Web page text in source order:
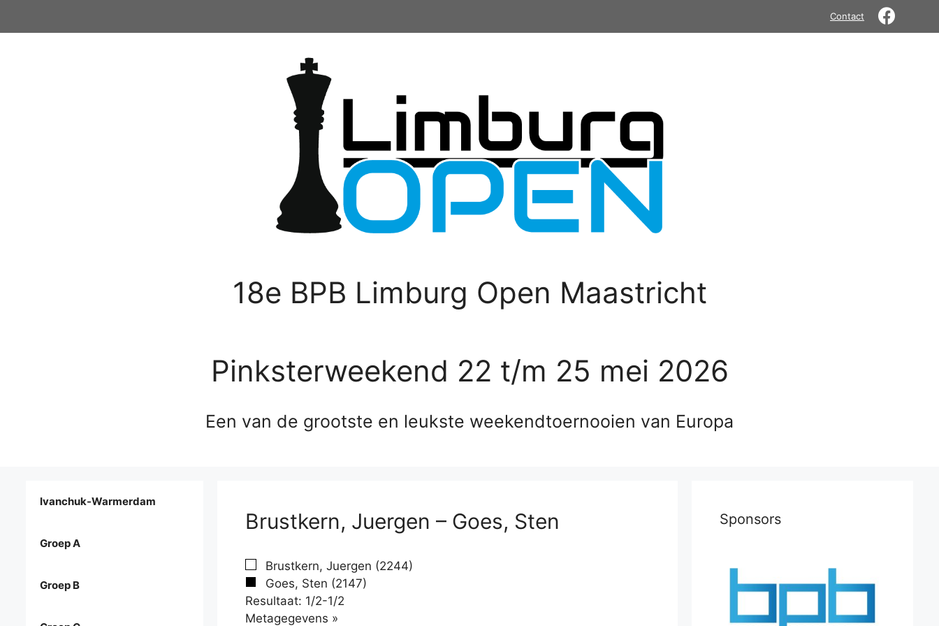
Contact
18e BPB Limburg Open Maastricht
Pinksterweekend 22 t/m 25 mei 2026
Een van de grootste en leukste weekendtoernooien van Europa
Brustkern, Juergen – Goes, Sten
Brustkern, Juergen (2244)
Goes, Sten (2147)
Resultaat: 1/2-1/2
Metagegevens »
Ivanchuk-Warmerdam
Groep A
Groep B
Sponsors